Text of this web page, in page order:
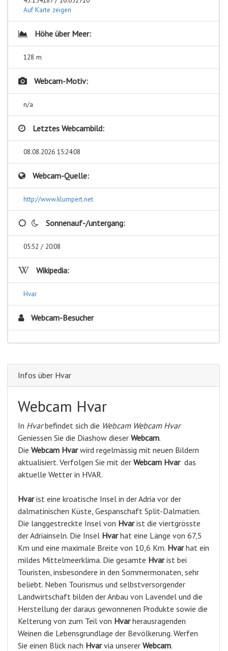
Auf Karte zeigen
Höhe über Meer:
128 m
Webcam-Motiv:
n/a
Letztes Webcambild:
08.08.2026 15:24:08
Webcam-Quelle:
http://www.klumpert.net
Sonnenauf-/untergang:
05:52 / 20:08
Wikipedia:
Hvar
Webcam-Besucher
Infos über Hvar
Webcam Hvar
In Hvarbefindet sich die Webcam Webcam Hvar
Geniessen Sie die Diashow dieser Webcam.
Die Webcam Hvarwird regelmässig mit neuen Bildern
aktualisiert. Verfolgen Sie mit der Webcam Hvar das
aktuelle Wetter in HVAR.
Hvarist eine kroatische Insel in der Adria vor der
dalmatinischen Küste, Gespanschaft Split-Dalmatien.
Die langgestreckte Insel von Hvarist die viertgrösste
der Adriainseln. Die Insel Hvarhat eine Länge von 67,5
Km und eine maximale Breite von 10,6 Km. Hvarhat ein
mildes Mittelmeerklima. Die gesamte Hvarist bei
Touristen, insbesondere in den Sommermonaten, sehr
beliebt. Neben Tourismus und selbstversorgender
Landwirtschaft bilden der Anbau von Lavendel und die
Herstellung der daraus gewonnenen Produkte sowie die
Kelterung von zum Teil von Hvarherausragenden
Weinen die Lebensgrundlage der Bevölkerung. Werfen
Sie einen Blick nach Hvarvia unserer Webcam.